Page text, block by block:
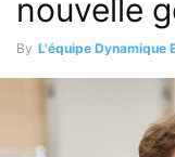
nouvelle
By L'équipe Dynamique